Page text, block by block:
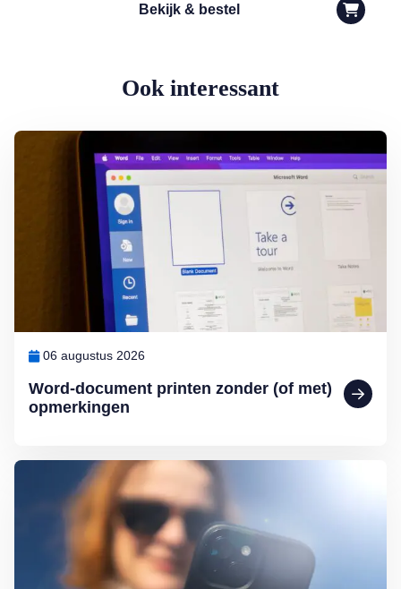
Bekijk & bestel
Ook interessant
Word-document printen zonder (of met)
opmerkingen
06 augustus 2026
Lees meer over Word-document printen zonder (of met)
Lees meer over Slecht leesbaar scherm in de zon: zo los je het op